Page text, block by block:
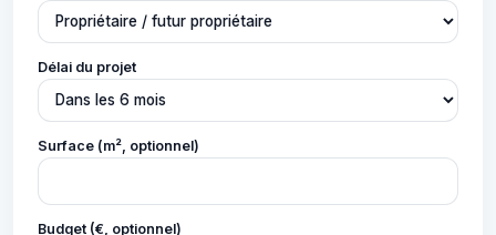
Délai du projet
Surface (m², optionnel)
Budget (€, optionnel)